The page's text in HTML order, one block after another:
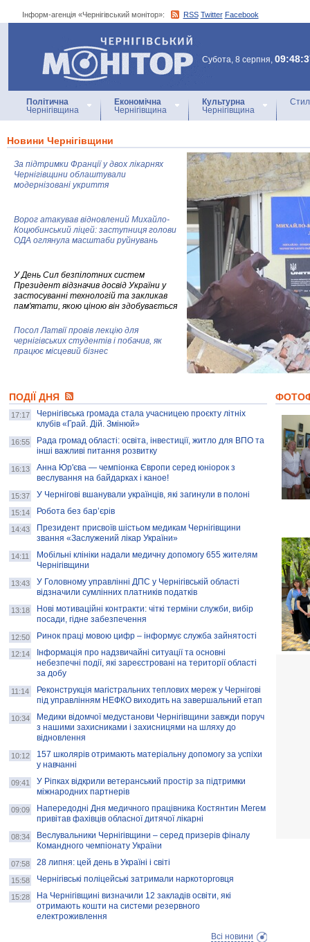
Інформ-агенція «Чернігівський монітор»: RSS Twitter Facebook
Інформ-агенція
«Чернігівський монітор»
Субота, 8 серпня,
Політична
Чернігівщина
Економічна
Чернігівщина
Культурна
Чернігівщина
Новини Чернігівщини
За підтримки Франції у двох лікарнях
Чернігівщини облаштували
модернізовані укриття
Ворог атакував відновлений Михайло-
Коцюбинський ліцей: заступниця голови
ОДА оглянула масштаби руйнувань
У День Сил безпілотних систем
Президент відзначив досвід України у
застосуванні технологій та закликав
пам'ятати, якою ціною він здобувається
Посол Латвії провів лекцію для
чернігівських студентів і побачив, як
працює місцевий бізнес
колекцію про війну, емоції та тварин
AB InBev Efes Україна підтримала
навчальний проєкт "Молодіжна бізнес-
школа", спрямований на розвиток
підприємництва у Чернігівській області
Золота тварина: видання Forbes
написало про чернігівця Патрона: хто і
скільки на ньому заробляє? І куди
витрачають?
ПОДІЇ ДНЯ
17:17
Чернігівська громада стала учасницею проєкту літніх
клубів «Грай. Дій. Змінюй»
16:55
Рада громад області: освіта, інвестиції, житло для ВПО та
інші важливі питання розвитку
16:13
Анна Юр'єва — чемпіонка Європи серед юніорок з
веслування на байдарках і каное!
15:37 У Чернігові вшанували українців, які загинули в полоні
15:14 Робота без бар’єрів
14:43
Президент присвоїв шістьом медикам Чернігівщини
звання «Заслужений лікар України»
14:11
Мобільні клініки надали медичну допомогу 655 жителям
Чернігівщини
13:43
У Головному управлінні ДПС у Чернігівській області
відзначили сумлінних платників податків
13:18
Нові мотиваційні контракти: чіткі терміни служби, вибір
посади, гідне забезпечення
12:50 Ринок праці мовою цифр – інформує служба зайнятості
12:14
Інформація про надзвичайні ситуації та основні
небезпечні події, які зареєстровані на території області
за добу
11:14
Реконструкція магістральних теплових мереж у Чернігові
під управлінням НЕФКО виходить на завершальний етап
10:34
Медики відомчої медустанови Чернігівщини завжди поруч
з нашими захисниками і захисницями на шляху до
відновлення
10:12
157 школярів отримають матеріальну допомогу за успіхи
у навчанні
09:41
У Ріпках відкрили ветеранський простір за підтримки
міжнародних партнерів
09:09
Напередодні Дня медичного працівника Костянтин Мегем
привітав фахівців обласної дитячої лікарні
08:34
Веслувальники Чернігівщини – серед призерів фіналу
Командного чемпіонату України
07:58 28 липня: цей день в Україні і світі
15:58 Чернігівські поліцейські затримали наркоторговця
15:28
На Чернігівщині визначили 12 закладів освіти, які
отримають кошти на системи резервного
електроживлення
Всі новини